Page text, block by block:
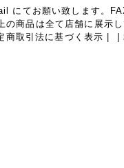
にてお願い致します。
の商品は全て店舗に展示
商取引法に基づく表示 |